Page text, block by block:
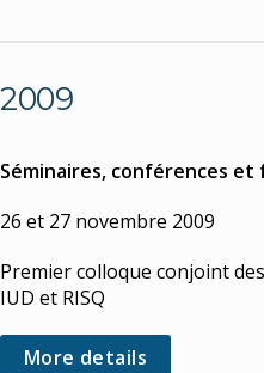
2009
Séminaires, conférences
26 et 27 novembre 2009
Premier colloque conjoint
IUD et RISQ
More details